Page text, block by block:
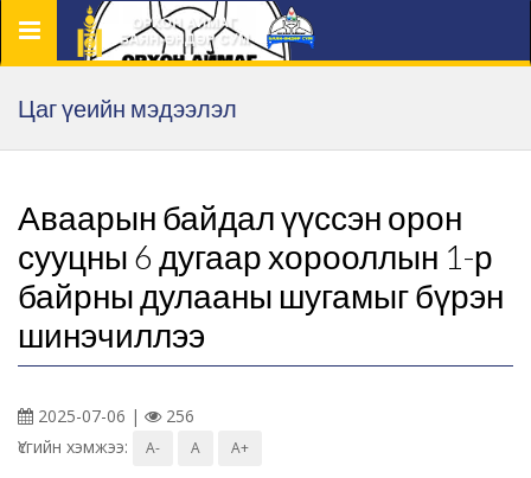
Цэс
Цаг үеийн мэдээлэл
Аваарын байдал үүссэн орон
сууцны 6 дугаар хорооллын 1-р
байрны дулааны шугамыг бүрэн
шинэчиллээ
2025-07-06 |
256
Үсгийн хэмжээ:
A- A A+